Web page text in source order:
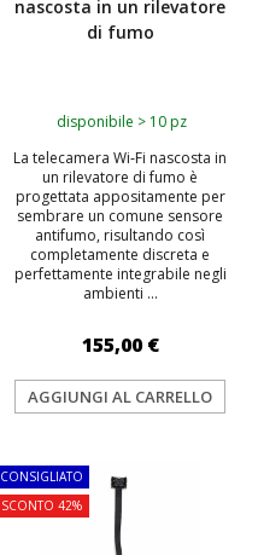
nascosta in un rilevatore
di fumo
disponibile > 10 pz
La telecamera Wi‑Fi nascosta in
un rilevatore di fumo è
progettata appositamente per
sembrare un comune sensore
antifumo, risultando così
completamente discreta e
perfettamente integrabile negli
ambienti ...
155,00 €
AGGIUNGI AL CARRELLO
CONSIGLIATO
SCONTO 42%